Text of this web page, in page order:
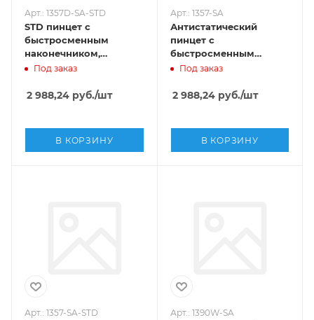
Арт.: 1357D-SA-STD
STD пинцет с
быстросменным
наконечником,
Sipel,1357D-SA-STD
Под заказ
2 988,24 руб./шт
В КОРЗИНУ
Арт.: 1357-SA
Антистатический
пинцет с
быстросменным
наконечником,
Под заказ
2 988,24руб./шт
В КОРЗИНУ
Арт.: 1357-SA-STD Арт.: 1390W-SA